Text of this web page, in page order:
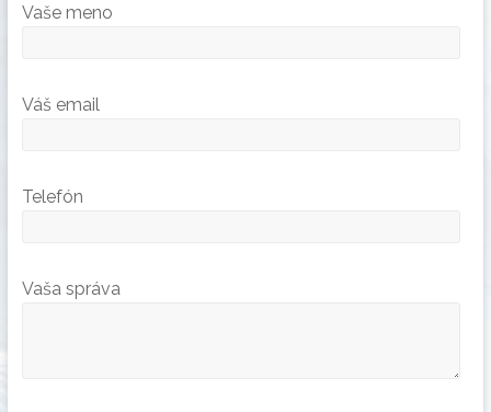
Vaše meno
Váš email
Telefón
Vaša správa